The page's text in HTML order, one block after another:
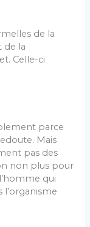
de la
de la
Celle-ci
parce
Mais
pas des
non plus pour
qui
l’organisme